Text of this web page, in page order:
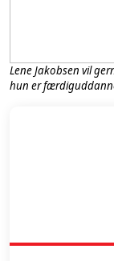
Lene Jakobsen vil
hun er